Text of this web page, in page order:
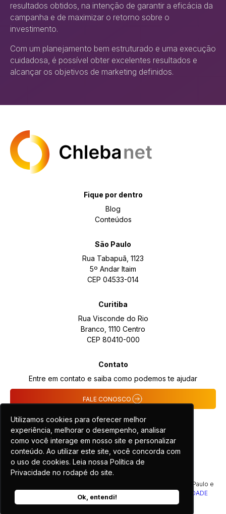
Utilizamos cookies para oferecer melhor
experiência, melhorar o desempenho, analisar
como você interage em nosso site e personalizar
conteúdo. Ao utilizar este site, você concorda com
o uso de cookies. Leia nossa Política de
Privacidade no rodapé do site.
Ok, entendi!
resultados obtidos, na intenção de garantir a eficácia da
campanha e de maximizar o retorno sobre o
investimento.
Com um planejamento bem estruturado e uma execução
cuidadosa, é possível obter excelentes resultados e
alcançar os objetivos de marketing definidos.
Fique por dentro
Blog
Conteúdos
São Paulo
Rua Tabapuã, 1123
5º Andar Itaim
CEP 04533-014
Curitiba
Rua Visconde do Rio
Branco, 1110 Centro
CEP 80410-000
Contato
Entre em contato e saiba como podemos te ajudar
FALE CONOSCO
COPYRIGHT 2024 - TODOS OS DIREITOS RESERVADOS | São Paulo e
Curitiba | CNPJ 07.769.006/0002-58 |
POLÍTICA DE PRIVACIDADE